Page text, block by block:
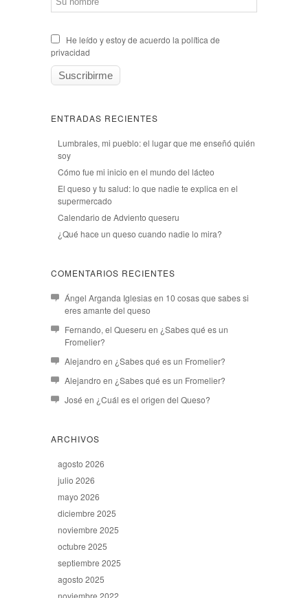
He leído y estoy de acuerdo la política de
privacidad
ENTRADAS RECIENTES
Lumbrales, mi pueblo: el lugar que me enseñó quién
soy
Cómo fue mi inicio en el mundo del lácteo
El queso y tu salud: lo que nadie te explica en el
supermercado
Calendario de Adviento queseru
¿Qué hace un queso cuando nadie lo mira?
COMENTARIOS RECIENTES
Ángel Arganda Iglesiasen 10 cosas que sabes si
eres amante del queso
Fernando, el Queseru en ¿Sabes qué es un
Fromelier?
Alejandro en ¿Sabes qué es un Fromelier?
Alejandro en ¿Sabes qué es un Fromelier?
José en ¿Cuál es el origen del Queso?
ARCHIVOS
agosto 2026
julio 2026
mayo 2026
diciembre 2025
noviembre 2025
octubre 2025
septiembre 2025
agosto 2025